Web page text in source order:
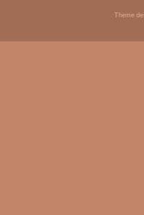
Theme